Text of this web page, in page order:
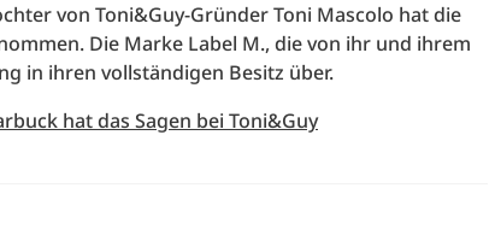
von Toni&Guy-Gründer Toni Mascolo hat die
Die Marke Label M., die von ihr und ihrem
in ihren vollständigen Besitz über.
hat das Sagen bei Toni&Guy